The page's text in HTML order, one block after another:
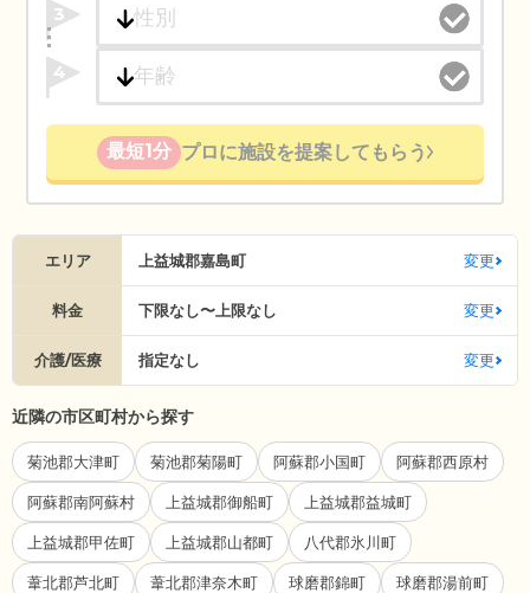
3
4
最短1分 プロに施設を提案してもらう
エリア 上益城郡嘉島町 変更
料金 下限なし〜上限なし 変更
介護/医療 指定なし 変更
近隣の市区町村から探す
菊池郡大津町 菊池郡菊陽町 阿蘇郡小国町 阿蘇郡西原村
阿蘇郡南阿蘇村 上益城郡御船町 上益城郡益城町
上益城郡甲佐町 上益城郡山都町 八代郡氷川町
葦北郡芦北町 葦北郡津奈木町 球磨郡錦町 球磨郡湯前町